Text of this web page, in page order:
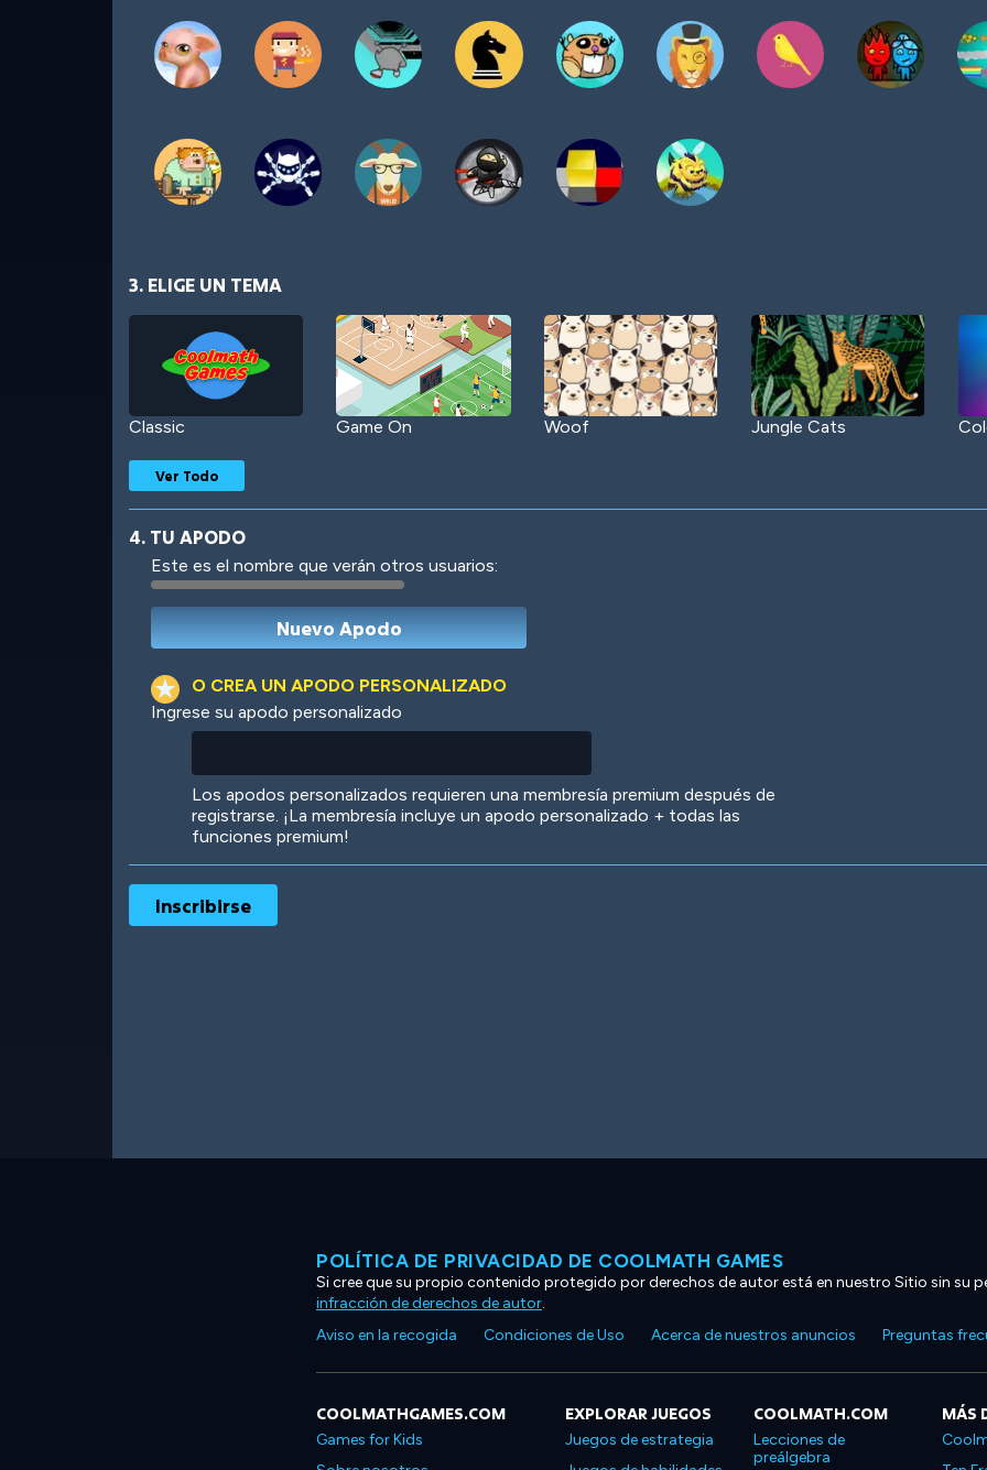
3. ELIGE UN TEMA
Classic Game On Woof Jungle Cats
Robotic International
Ooh! Aah!
Ver Todo
4. TU APODO
Este es el nombre que verán otros usuarios:
O CREA UN APODO PERSONALIZADO
Ingrese su apodo personalizado
Los apodos personalizados requieren una membresía premium después de
registrarse. ¡La membresía incluye un apodo personalizado + todas las
funciones premium!
POLÍTICA DE PRIVACIDAD DE COOLMATH GAMES
Si cree que su propio contenido protegido por derechos de autor está en nuestro Sitio sin su
infracción de derechos de autor.
Aviso en la recogida
Condiciones de Uso Acerca de nuestros anuncios Preguntas
COOLMATHGAMES.COM
Games for Kids
EXPLORAR JUEGOS
Juegos de estrategia
COOLMATH.COM
Lecciones de
preálgebra
MÁS